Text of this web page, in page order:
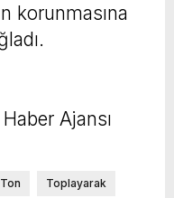
korunmasına
Ajansı
Ton Toplayarak